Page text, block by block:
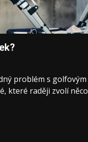
problém s golfovým
které raději zvolí něco